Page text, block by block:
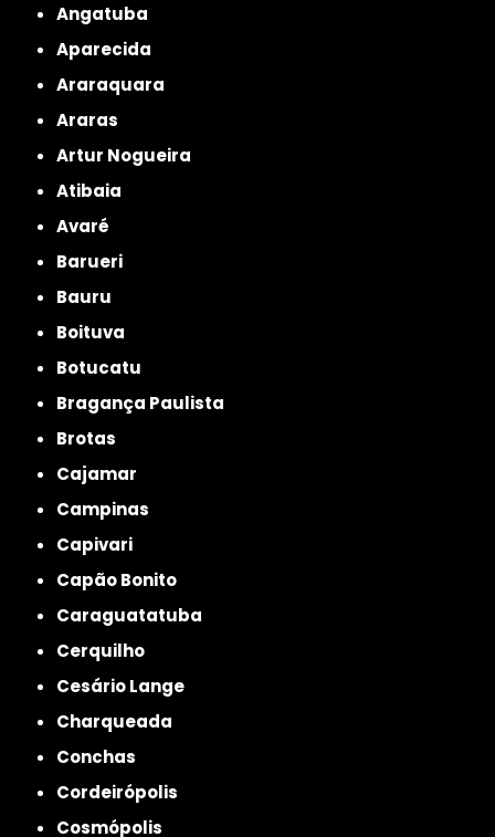
Angatuba
Aparecida
Araraquara
Araras
Artur Nogueira
Atibaia
Avaré
Barueri
Bauru
Boituva
Botucatu
Bragança Paulista
Brotas
Cajamar
Campinas
Capivari
Capão Bonito
Caraguatatuba
Cerquilho
Cesário Lange
Charqueada
Conchas
Cordeirópolis
Cosmópolis